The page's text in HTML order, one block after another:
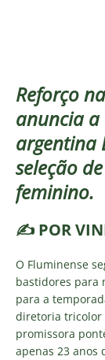
Reforço
anuncia
argentina
seleção
feminino.
✍️ POR
O Fluminense
bastidores para
para a
diretoria tricolor
promissora
apenas 23 anos